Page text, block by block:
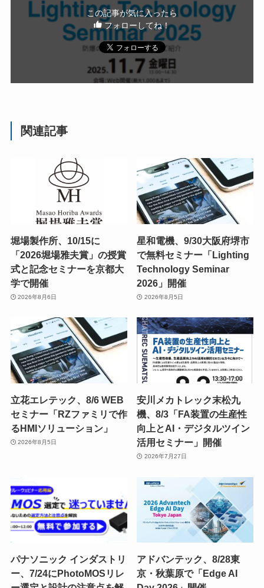
この記事が気に入ったら
フォローしてね！
関連記事
堀場製作所、10/15に
「2026堀場雅夫賞」の授賞
式と記念セミナーを京都大
学で開催
2026年8月6日
星和電機、9/30大阪府堺市
で無料セミナー「Lighting
Technology Seminar
2026」開催
2026年8月5日
立花エレテック、8/6 WEB
セミナー「RZファミリで作
るHMIソリューション」
2026年8月5日
安川メカトレック末松九
機、8/3「FA装置の生産性
向上とAI・デジタルツイン
活用セミナー」開催
2026年7月27日
パナソニック インダストリ
ー、7/24にPhotoMOSリレ
アドバンテック、8/28東
京・秋葉原で「Edge AI